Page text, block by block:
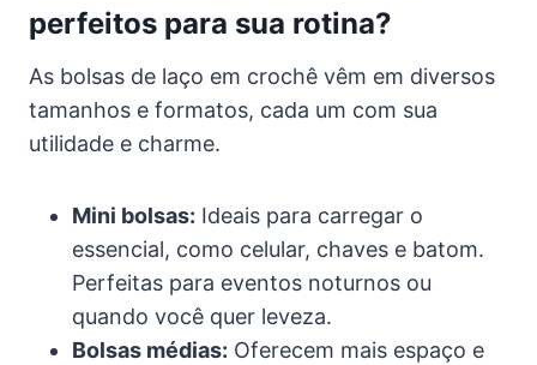
perfeitos para sua rotina?
As bolsas de laço em crochê vêm em diversos
tamanhos e formatos, cada um com sua
utilidade e charme.
Mini bolsas: Ideais para carregar o
essencial, como celular, chaves e batom.
Perfeitas para eventos noturnos ou
quando você quer leveza.
Bolsas médias: Oferecem mais espaço e